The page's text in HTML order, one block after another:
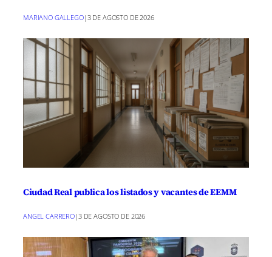
MARIANO GALLEGO|3 DE AGOSTO DE 2026
Ciudad Real publica los listados y vacantes de EEMM
ANGEL CARRERO|3 DE AGOSTO DE 2026